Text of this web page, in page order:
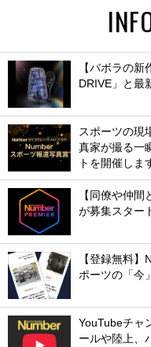
【バボラの
DRIVE」と最
スポーツの現
真家が撮る一
トを開催しま
【同僚や仲
が募集スター
【登録無料
ポーツの「今
YouTubeチャ
ールや陸上、